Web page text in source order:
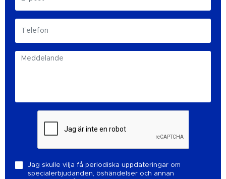
Jag skulle vilja få periodiska uppdateringar om
specialerbjudanden, öshändelser och annan